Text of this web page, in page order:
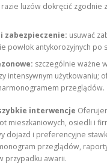
luzów dokręcić zgodnie
zabezpieczenie: usuwać
powłok antykorozyjnych po
szczególnie ważne
intensywnym użytkowaniu;
przeglądów.
interwencje
mieszkaniowych, osiedli i
dojazd i preferencyjne
przeglądów,
przypadku awarii.